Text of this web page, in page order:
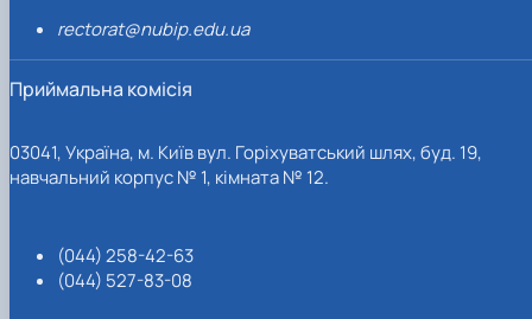
rectorat@nubip.edu.ua
Приймальна комісія
03041, Україна, м. Київ вул. Горіхуватський шлях, буд. 19,
навчальний корпус № 1, кімната № 12.
(044) 258-42-63
(044) 527-83-08